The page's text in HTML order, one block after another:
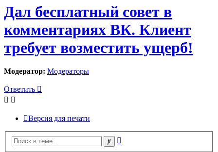
Дал бесплатный совет в
комментариях ВК. Клиент
требует возместить ущерб!
Модератор: Модераторы
Ответить
Версия для печати
Поиск